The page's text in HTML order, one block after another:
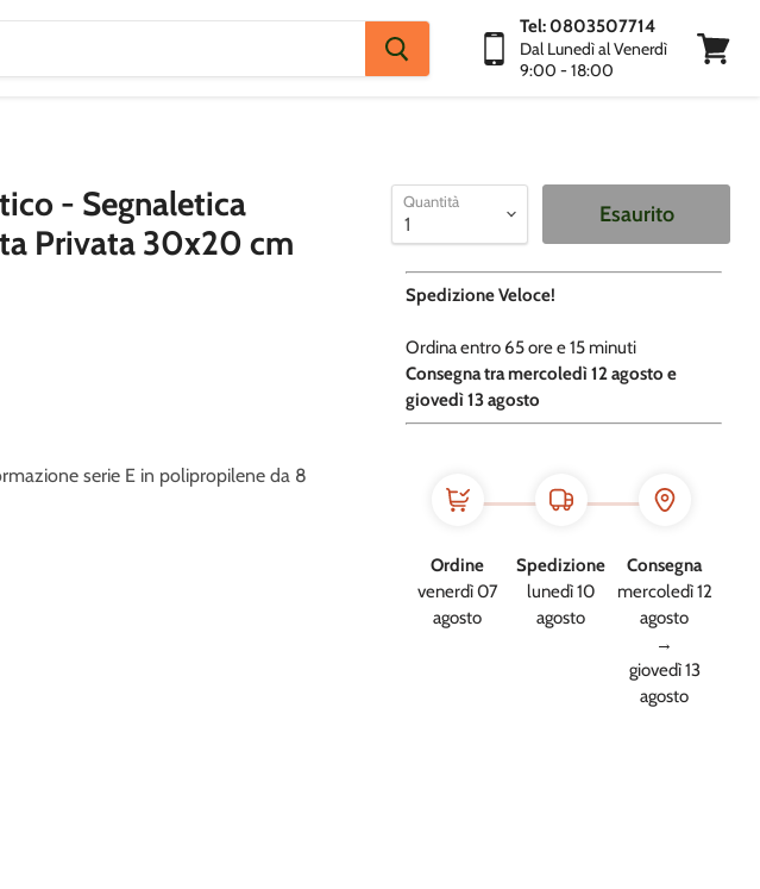
Tel: 0803507714
Dal Lunedì al Venerdì
9:00 - 18:00
- Segnaletica
Privata 30x20 cm
serie E in polipropilene da 8
Quantità Esaurito
Spedizione Veloce!
Ordina entro 65 ore e15 minuti
​Consegna tra mercoledì 12 agosto e
giovedì 13 agosto
Ordine
venerdì 07
agosto
Spedizione
lunedì 10
agosto
Consegna
mercoledì 12
agosto
→
giovedì 13
agosto